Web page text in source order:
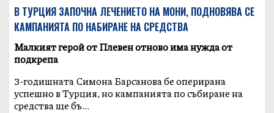
В ТУРЦИЯ ЗАПОЧНА ЛЕЧЕНИЕТО НА МОНИ, ПОДНОВЯВА СЕ
КАМПАНИЯТА ПО НАБИРАНЕ НА СРЕДСТВА
Малкият герой от Плевен отново има нужда от
подкрепа
3-годишната Симона Барсанова бе оперирана
успешно в Турция, но кампанията по събиране на
средства ще бъ...